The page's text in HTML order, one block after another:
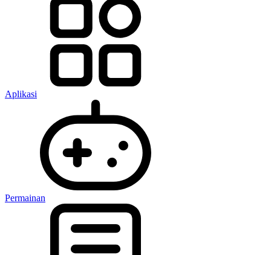
Aplikasi
Permainan